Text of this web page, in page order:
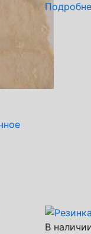
В